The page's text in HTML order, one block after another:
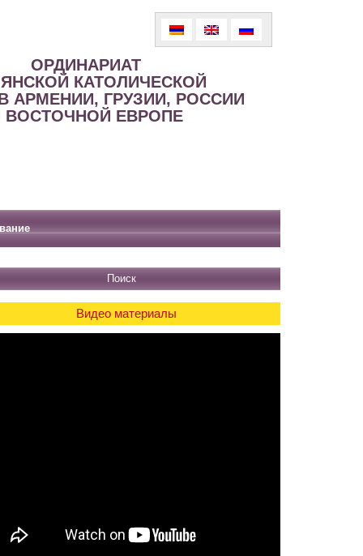
ОРДИНАРИАТ
КАТОЛИЧЕСКОЙ
АРМЕНИИ, ГРУЗИИ, РОССИИ
ВОСТОЧНОЙ ЕВРОПЕ
Видео материалы